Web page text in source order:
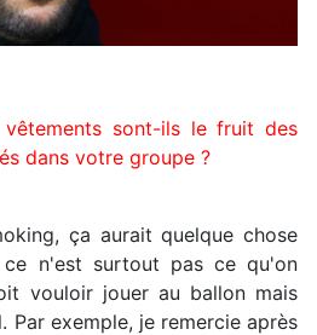
vêtements sont-ils le fruit des
dans votre groupe ?
ça aurait quelque chose
n'est surtout pas ce qu'on
vouloir jouer au ballon mais
Par exemple, je remercie après